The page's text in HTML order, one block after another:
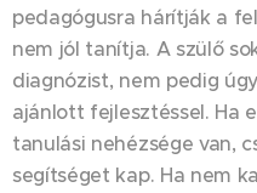
pedagógusra hárítják a
nem jól tanítja. A szülő
diagnózist, nem pedig
ajánlott fejlesztéssel. Ha
tanulási nehézsége van,
segítséget kap. Ha nem